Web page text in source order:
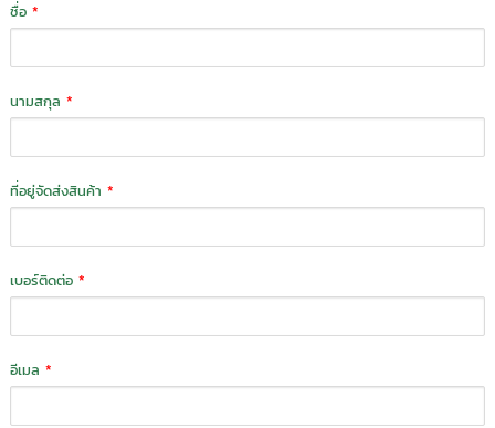
ชื่อ*
นามสกุล*
ที่อยู่จัดส่งสินค้า*
เบอร์ติดต่อ*
อีเมล*